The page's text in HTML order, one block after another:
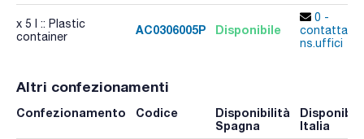
x 5 l :: Plastic
container
AC0306005P Disponibile
0 -
contatta i
ns.uffici
Altri confezionamenti
Confezionamento Codice
Disponibilità
Spagna
Italia